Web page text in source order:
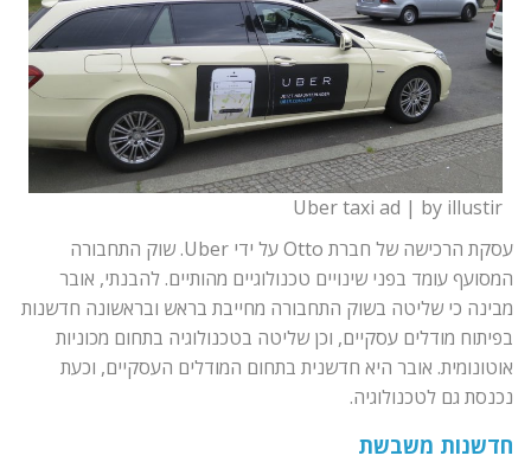
Uber taxi ad | by illustir
עסקת הרכישה של חברת Otto על ידי Uber. שוק התחבורה
המסועף עומד בפני שינויים טכנולוגיים מהותיים. להבנתי, אובר
מבינה כי שליטה בשוק התחבורה מחייבת בראש ובראשונה חדשנות
בפיתוח מודלים עסקיים, וכן שליטה בטכנולוגיה בתחום מכוניות
אוטונומית. אובר היא חדשנית בתחום המודלים העסקיים, וכעת
נכנסת גם לטכנולוגיה.
חדשנות משבשת